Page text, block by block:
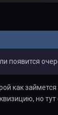
появится
как
но